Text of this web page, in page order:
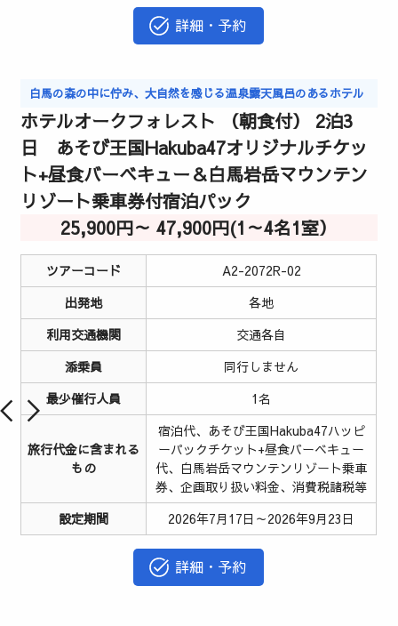
詳細・予約
白馬の森の中に佇み、大自然を感じる温泉露天風呂のあるホテル
ホテルオークフォレスト （朝食付） 2泊3
日 あそび王国Hakuba47オリジナルチケッ
ト+昼食バーベキュー＆白馬岩岳マウンテン
リゾート乗車券付宿泊パック
25,900円～ 47,900円(1～4名1室）
ツアーコード
A2-2072R-02
出発地
各地
利用交通機関
交通各自
添乗員
同行しません
最少催行人員
1名
旅行代金に含まれる
もの
宿泊代、あそび王国Hakuba47ハッピ
ーパックチケット+昼食バーベキュー
代、白馬岩岳マウンテンリゾート乗車
券、企画取り扱い料金、消費税諸税等
設定期間
2026年7月17日～2026年9月23日
詳細・予約